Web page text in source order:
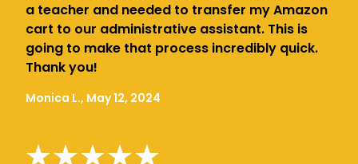
a teacher and needed to transfer my Amazon
cart to our administrative assistant. This is
going to make that process incredibly quick.
Thank you!
Monica L., May 12, 2024